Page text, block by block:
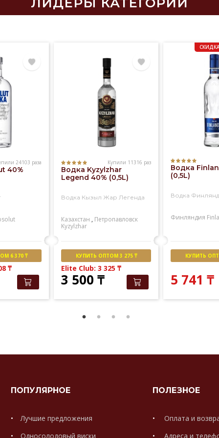
24103 раза
40%
6 370 ₸
₸
Купили 11316 раз
Водка Kyzylzhar
Legend 40% (0,5L)
Водка Кызыл Жар Легенда
Казахстан , Петропавловск
Kyzylzhar
КУПИТЬ ОПТОМ 3 275 ₸
Elite Club: 3 325 ₸
3 500 ₸
Водка
(0,5L)
Водка
Финляндия
КУПИТЬ
5 741 ₸
ПОПУЛЯРНОЕ
Лучшие предложения
Односолодовый виски
ПОЛЕЗНОЕ
Оплата и
Адреса и